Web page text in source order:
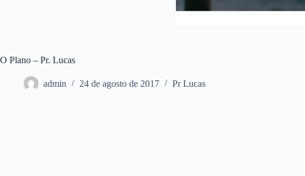
O Plano – Pr. Lucas
admin 24 de agosto de 2017 Pr Lucas